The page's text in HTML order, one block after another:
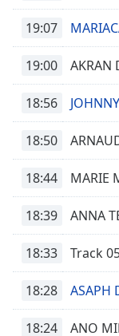
19:07
19:00 AKRAN
18:56
18:50
18:44 MARIE
18:39 ANNA
18:33 Track
18:28 ASAPH
18:24 ANO